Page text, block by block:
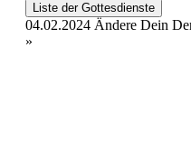
Liste der Gottesdienste
04.02.2024 Ändere Dein
»